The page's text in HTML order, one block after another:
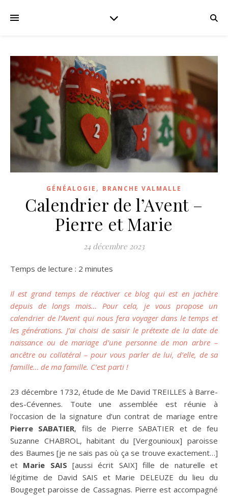
GÉNÉALOGIE , BRANCHE VALMALLE
Calendrier de l’Avent –
Pierre et Marie
24 décembre 2023
Temps de lecture : 2 minutes
Il est grand temps de réactiver ce blog qui est en jachère
depuis de longs mois… Pour cela, je vous propose un
calendrier de l’Avent qui nous fera voyager dans le temps et
les générations. J’ai choisi de saisir le prétexte de la date de
naissance ou de mariage d’une personne de mon arbre –
ancêtre ou collatéral – pour vous parler de lui, d’elle, de sa
famille… de ma famille. C’est parti !
23 décembre 1732, étude de Me David TREILLES à Barre-
des-Cévennes. Toute une assemblée est réunie à
l’occasion de la signature d’un contrat de mariage entre
Pierre SABATIER, fils de Pierre SABATIER et de feu
Suzanne CHABROL, habitant du [Vergounioux] paroisse
des Baumes [je ne sais pas où ça se trouve exactement…]
et Marie SAIS [aussi écrit SAIX] fille de naturelle et
légitime de David SAIS et Marie DELEUZE du lieu du
Bougeget paroisse de Cassagnas. Pierre est accompagné